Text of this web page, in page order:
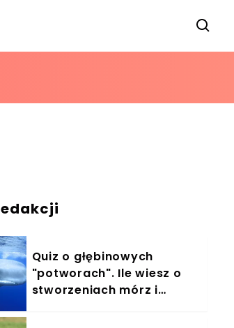
Quiz o głębinowych
"potworach". Ile wiesz o
stworzeniach mórz i